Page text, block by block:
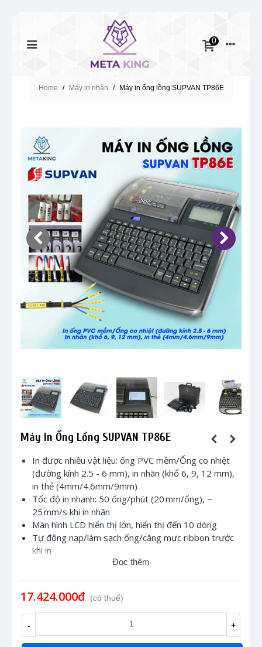
0
Home / Máy in nhãn / Máy in ống lồng SUPVAN TP86E
Máy In Ống Lồng SUPVAN TP86E
In được nhiều vật liệu: ống PVC mềm/Ống co nhiệt
(đường kính 2.5 - 6 mm), in nhãn (khổ 6, 9, 12 mm),
in thẻ (4mm/4.6mm/9mm)
Tốc độ in nhanh: 50 ống/phút (20 mm/ống), ~
25 mm/s khi in nhãn
Màn hình LCD hiển thị lớn, hiển thị đến 10 dòng
Tự động nạp/làm sạch ống/căng mực ribbon trước
khi in
Chế độ cắt hoàn toàn hoặc cắt nửa
Chức năng in lặp, in nhảy số, in sao chép giúp tiết
kiệm thời gian
Bộ nhớ máy lớn lưu trữ được 200 tập tin
Kết nối máy tính qua cổng USB,
Bluetooth và in qua ứng dụng di động SUPRINT
Đọc thêm
17.424.000đ (có thuế)
- +